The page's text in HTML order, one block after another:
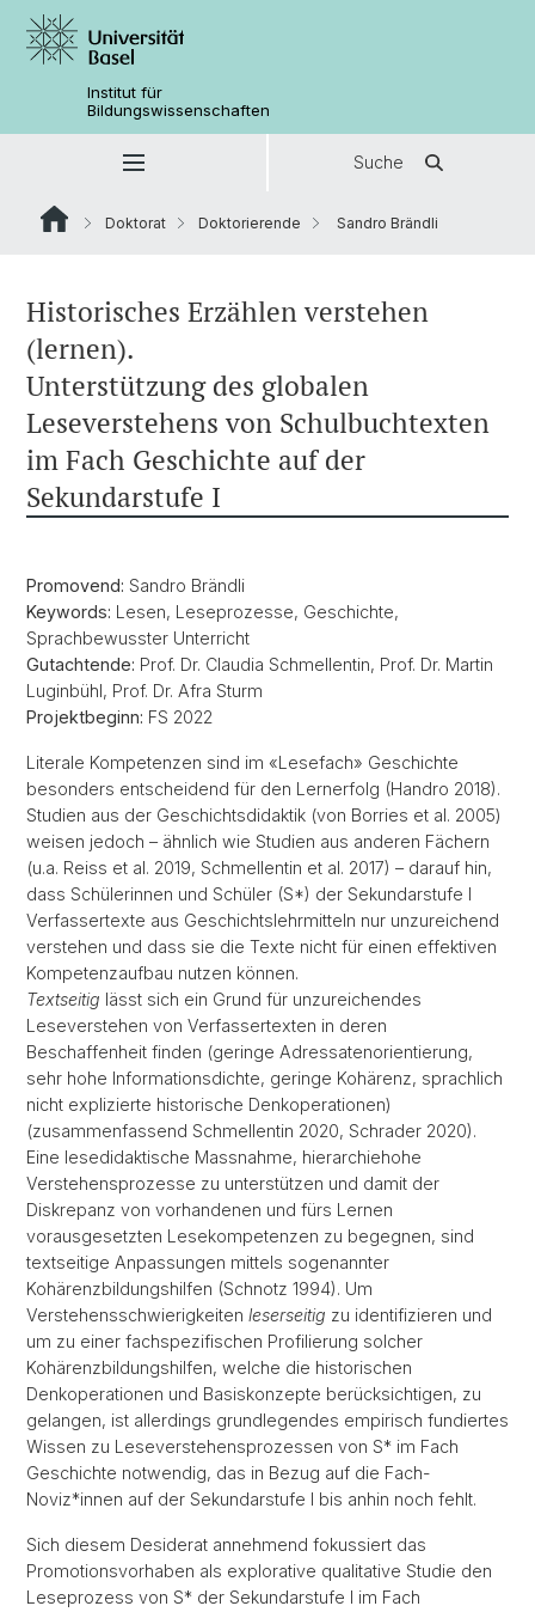
Institut für
Bildungswissenschaften
Suche
Doktorat Doktorierende Sandro Brändli
Historisches Erzählen verstehen
(lernen).
Unterstützung des globalen
Leseverstehens von Schulbuchtexten
im Fach Geschichte auf der
Sekundarstufe I
Promovend: Sandro Brändli
Keywords: Lesen, Leseprozesse, Geschichte,
Sprachbewusster Unterricht
Gutachtende: Prof. Dr. Claudia Schmellentin, Prof. Dr. Martin
Luginbühl, Prof. Dr. Afra Sturm
Projektbeginn: FS 2022
Literale Kompetenzen sind im «Lesefach» Geschichte
besonders entscheidend für den Lernerfolg (Handro 2018).
Studien aus der Geschichtsdidaktik (von Borries et al. 2005)
weisen jedoch – ähnlich wie Studien aus anderen Fächern
(u.a. Reiss et al. 2019, Schmellentin et al. 2017) – darauf hin,
dass Schülerinnen und Schüler (S*) der Sekundarstufe I
Verfassertexte aus Geschichtslehrmitteln nur unzureichend
verstehen und dass sie die Texte nicht für einen effektiven
Kompetenzaufbau nutzen können.
Textseitig lässt sich ein Grund für unzureichendes
Leseverstehen von Verfassertexten in deren
Beschaffenheit finden (geringe Adressatenorientierung,
sehr hohe Informationsdichte, geringe Kohärenz, sprachlich
nicht explizierte historische Denkoperationen)
(zusammenfassend Schmellentin 2020, Schrader 2020).
Eine lesedidaktische Massnahme, hierarchiehohe
Verstehensprozesse zu unterstützen und damit der
Diskrepanz von vorhandenen und fürs Lernen
vorausgesetzten Lesekompetenzen zu begegnen, sind
textseitige Anpassungen mittels sogenannter
Kohärenzbildungshilfen (Schnotz 1994). Um
Verstehensschwierigkeiten leserseitig zu identifizieren und
um zu einer fachspezifischen Profilierung solcher
Kohärenzbildungshilfen, welche die historischen
Denkoperationen und Basiskonzepte berücksichtigen, zu
gelangen, ist allerdings grundlegendes empirisch fundiertes
Wissen zu Leseverstehensprozessen von S* im Fach
Geschichte notwendig, das in Bezug auf die Fach-
Noviz*innen auf der Sekundarstufe I bis anhin noch fehlt.
Sich diesem Desiderat annehmend fokussiert das
Promotionsvorhaben als explorative qualitative Studie den
Leseprozess von S* der Sekundarstufe I im Fach